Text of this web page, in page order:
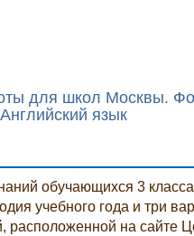
для школ Москвы.
язык
обучающихся 3
учебного года и три
расположенной на сайте